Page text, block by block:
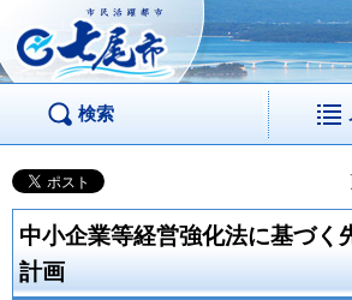
市民活躍都市 七尾
市
検索
中小企業等経営強化法に基づく
計画